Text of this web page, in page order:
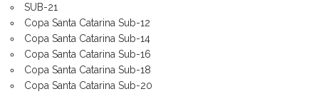
SUB-21
Copa Santa Catarina Sub-12
Copa Santa Catarina Sub-14
Copa Santa Catarina Sub-16
Copa Santa Catarina Sub-18
Copa Santa Catarina Sub-20